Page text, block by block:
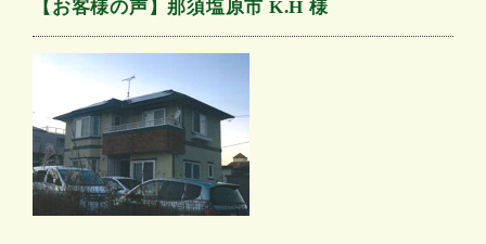
【お客様の声】那須塩原市 K.H 様